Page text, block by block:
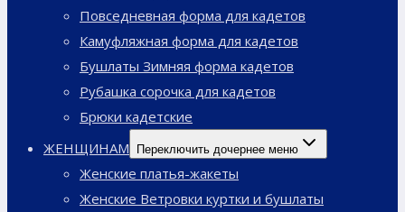
Повседневная форма для кадетов
Камуфляжная форма для кадетов
Бушлаты Зимняя форма кадетов
Рубашка сорочка для кадетов
Брюки кадетские
ЖЕНЩИНАМ
Переключить дочернее меню
Женские платья-жакеты
Женские Ветровки куртки и бушлаты